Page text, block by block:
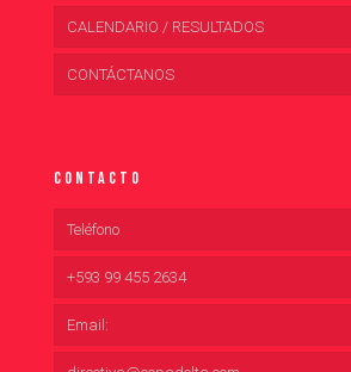
CALENDARIO / RESULTADOS
CONTÁCTANOS
Contacto
Teléfono
+593 99 455 2634
Email: